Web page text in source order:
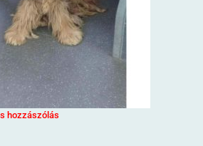
hozzászólás